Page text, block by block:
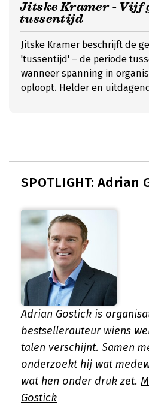
Jitske Kramer - Vijf
tussentijd
Jitske Kramer beschrijft de
'tussentijd' – de periode
wanneer spanning in
oploopt. Helder en
SPOTLIGHT: Adrian
Adrian Gostick is
bestsellerauteur wiens
talen verschijnt. Samen
onderzoekt hij wat
wat hen onder druk zet.
Gostick